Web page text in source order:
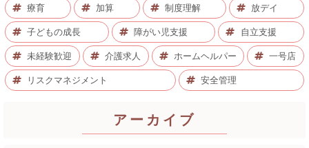
療育 加算 制度理解 放デイ
子どもの成長 障がい児支援 自立支援
未経験歓迎 介護求人 ホームヘルパー 一号店
リスクマネジメント 安全管理
アーカイブ